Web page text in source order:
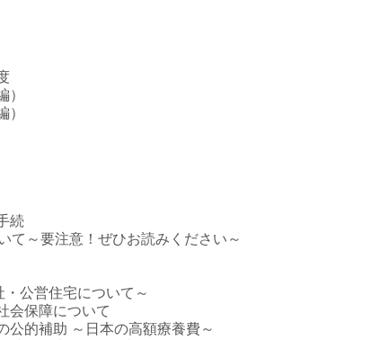
続
て～要注意！ぜひお読みください～
公営住宅について～
会保障について
的補助 ～日本の高額療養費～